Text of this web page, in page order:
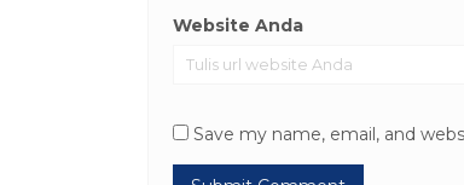
Website Anda
Save my name, email, and